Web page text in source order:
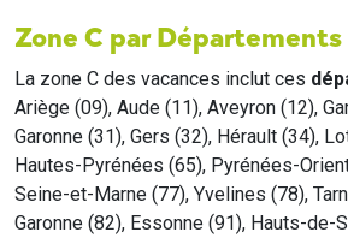
Zone C par Départements
La zone C des vacances inclut ces
Ariège (09), Aude (11), Aveyron (12),
Garonne (31), Gers (32), Hérault (34),
Hautes-Pyrénées (65), Pyrénées-
Seine-et-Marne (77), Yvelines (78),
Garonne (82), Essonne (91), Hauts-de-